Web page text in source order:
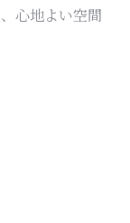
心地よい空間